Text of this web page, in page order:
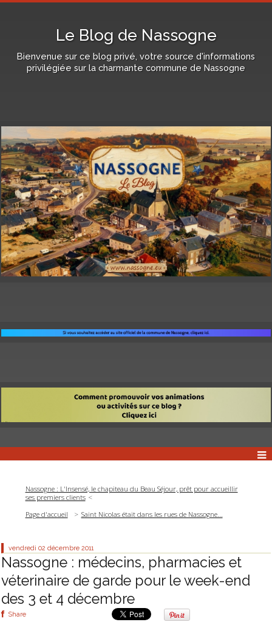
Le Blog de Nassogne
Bienvenue sur ce blog privé, votre source d'informations
privilégiée sur la charmante commune de Nassogne
Nassogne : L'Insensé, le chapiteau du Beau Séjour, prêt pour accueillir
ses premiers clients
Page d'accueil
Saint Nicolas était dans les rues de Nassogne...
vendredi 02 décembre 2011
Nassogne : médecins, pharmacies et
véterinaire de garde pour le week-end
des 3 et 4 décembre
Share